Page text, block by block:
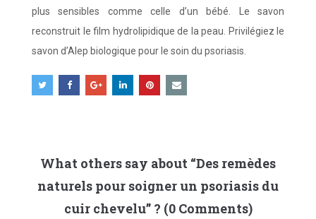
plus sensibles comme celle d’un bébé. Le savon
reconstruit le film hydrolipidique de la peau. Privilégiez le
savon d’Alep biologique pour le soin du psoriasis.
What others say about “Des remèdes
naturels pour soigner un psoriasis du
cuir chevelu” ? (0 Comments)